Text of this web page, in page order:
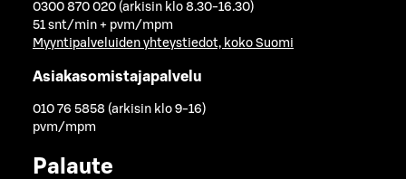
0300 870 020 (arkisin klo 8.30-16.30)
51 snt/min + pvm/mpm
Myyntipalveluiden yhteystiedot, koko Suomi
Asiakasomistajapalvelu
010 76 5858 (arkisin klo 9-16)
pvm/mpm
Palaute